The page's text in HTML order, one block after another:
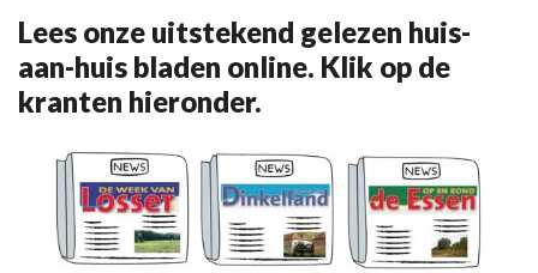
Lees onze uitstekend gelezen huis-
aan-huis bladen online. Klik op de
kranten hieronder.